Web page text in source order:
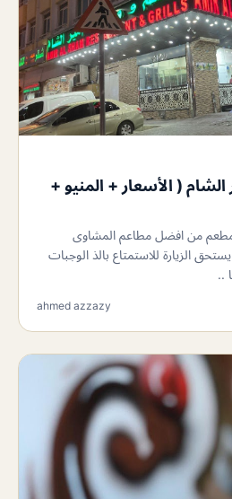
( الأسعار + المنيو +
من افضل مطاعم المشاوى
الزيارة للاستمتاع بالذ الوجبات
..
ahmed azzazy